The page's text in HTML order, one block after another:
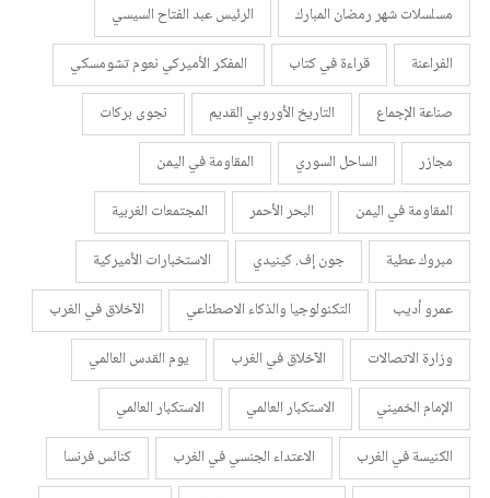
مسلسلات شهر رمضان المبارك
الرئيس عبد الفتاح السيسي
الفراعنة
قراءة في كتاب
المفكر الأميركي نعوم تشومسكي
صناعة الإجماع
التاريخ الأوروبي القديم
نجوى بركات
مجازر
الساحل السوري
المقاومة في اليمن
المقاومة في اليمن
البحر الأحمر
المجتمعات الغربية
مبروك عطية
جون إف. كينيدي
الاستخبارات الأميركية
عمرو أديب
التكنولوجيا والذكاء الاصطناعي
الآخلاق في الغرب
وزارة الاتصالات
الآخلاق في الغرب
يوم القدس العالمي
الإمام الخميني
الاستكبار العالمي
الاستكبار العالمي
الكنيسة في الغرب
الاعتداء الجنسي في الغرب
كنائس فرنسا